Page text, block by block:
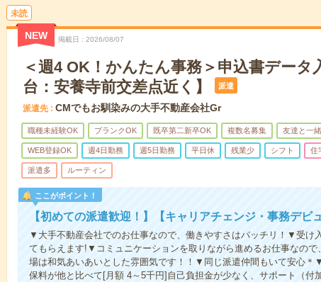
未読
NEW 掲載日 2026/08/07
＜週4 OK！かんたん事務＞申込書データ
台：安養寺前交差点近く】
派遣
派遣先 CMでもお馴染みの大手不動産会社Gr
職種未経験OK ブランクOK 既卒第二新卒OK 複数名募集 友達と一
WEB登録OK 週4日勤務 週5日勤務 平日休 残業少 シフト 住
派遣多 ルーティン
ここがポイント！
【初めての派遣歓迎！】【キャリアチェンジ・事務デビ
▼大手不動産会社でのお仕事なので、働きやすさはバッチリ！▼受け
てもらえます!▼コミュニケーションを取りながら進めるお仕事なの
場は和気あいあいとした雰囲気です！！▼同じ派遣仲間もいて安心＊
保料が他と比べて[月額 4～5千円]自己負担金が少なく、サポート（付